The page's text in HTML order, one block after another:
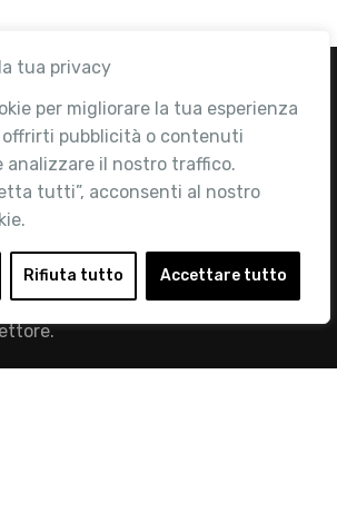
tua privacy
per migliorare la tua esperienza
offrirti pubblicità o contenuti
analizzare il nostro traffico.
tutti”, acconsenti al nostro
Rifiuta tutto Accettare tutto
Italy è l’Associazione di
l'Ecosistema Retail: la nostra
di promuovere lo sviluppo e la